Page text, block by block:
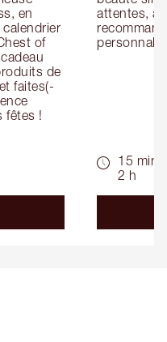
en
of
de
faites(-
!
the
attentes,
15 min -
2 h